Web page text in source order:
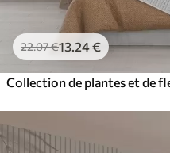
22.07€13 .24€